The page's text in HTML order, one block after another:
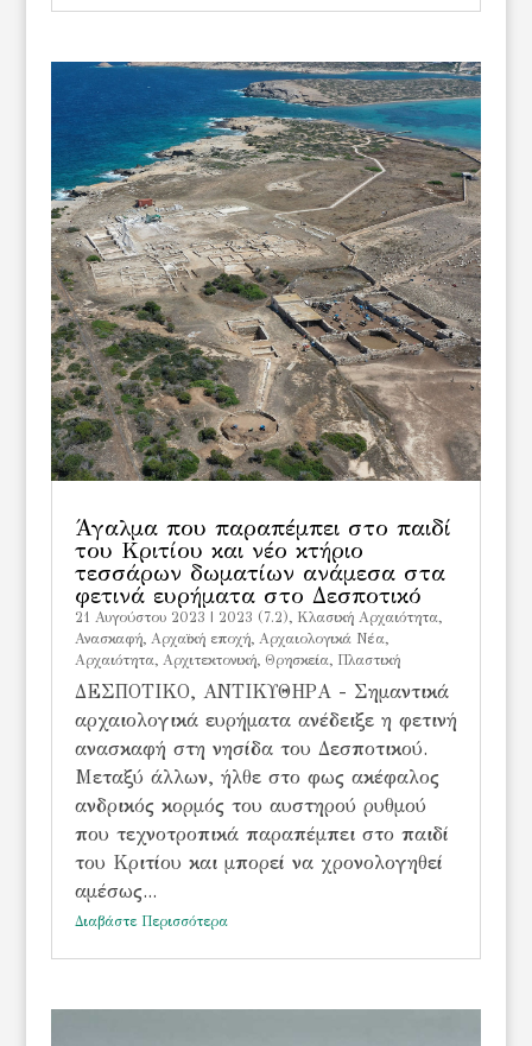
Άγαλμα που παραπέμπει στο παιδί
του Κριτίου και νέο κτήριο
τεσσάρων δωματίων ανάμεσα στα
φετινά ευρήματα στο Δεσποτικό
21 Αυγούστου 2023 2023 (7.2), Kλασική Αρχαιότητα,
Ανασκαφή, Αρχαϊκή εποχή, Αρχαιολογικά Νέα,
Αρχαιότητα, Αρχιτεκτονική, Θρησκεία, Πλαστική
ΔΕΣΠΟΤΙΚΟ, ΑΝΤΙΚΥΘΗΡΑ - Σημαντικά
αρχαιολογικά ευρήματα ανέδειξε η φετινή
ανασκαφή στη νησίδα του Δεσποτικού.
Μεταξύ άλλων, ήλθε στο φως ακέφαλος
ανδρικός κορμός του αυστηρού ρυθμού
που τεχνοτροπικά παραπέμπει στο παιδί
του Κριτίου και μπορεί να χρονολογηθεί
αμέσως...
Διαβάστε Περισσότερα